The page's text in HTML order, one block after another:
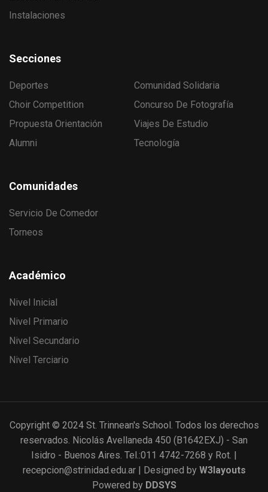
Instalaciones
Académico
Nivel Inicial
Nivel Primario
Nivel Secundario
Nivel Terciario
Secciones
Deportes
Comunidad Solidaria
Choir Competition
Concurso De Fotografía
Propuesta Orientación
Viajes De Estudio
Alumni
Tecnología
Comunidades
Servicio De Comedor
Torneos
Copyright © 2024 St. Trinnean's School. Todos los derechos
reservados. Nicolás Avellaneda 450 (B1642EXJ) - San
Isidro - Buenos Aires. Tel.:011 4742-7268 y Rot. |
recepcion@strinidad.edu.ar | Designed by W3layouts
Powered by DDSYS